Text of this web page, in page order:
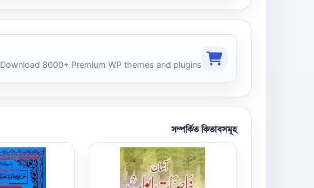
Download 8000+ Premium WP themes and plugins
সম্পর্কিত কিতাবসমূহ